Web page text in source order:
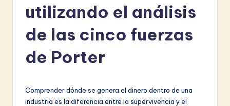
ni
L
utilizando el análisis
de las cinco fuerzas
de Porter
Comprender dónde se genera el dinero dentro de una
industria es la diferencia entre la supervivencia y el